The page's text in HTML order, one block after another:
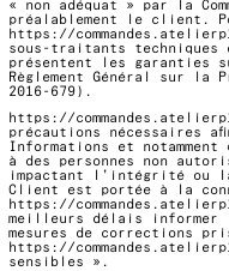
« non adéquat » par la
préalablement le client.
https://
sous-traitants techniques
présentent les garanties
Règlement Général sur la
2016-679).
https://
précautions nécessaires
Informations et notamment
à des personnes non
impactant l’intégrité ou
Client est portée à la
https://
meilleurs délais informer
mesures de corrections
https://
sensibles ».